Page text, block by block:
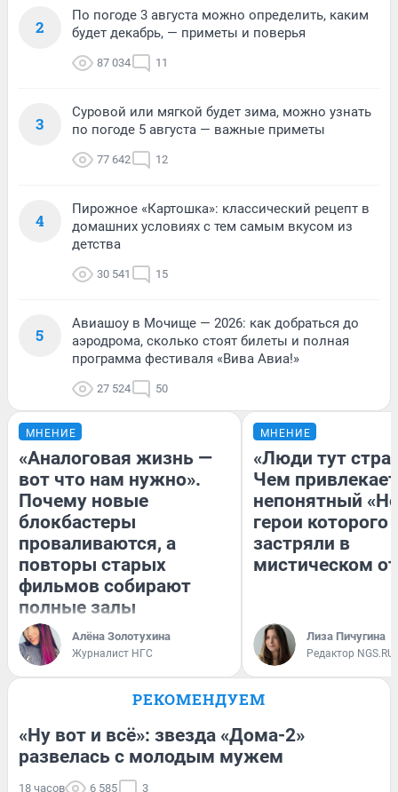
2
По погоде 3 августа можно определить, каким
будет декабрь, — приметы и поверья
87 034 11
3
Суровой или мягкой будет зима, можно узнать
по погоде 5 августа — важные приметы
77 642 12
4
Пирожное «Картошка»: классический рецепт в
домашних условиях с тем самым вкусом из
детства
30 541 15
5
Авиашоу в Мочище — 2026: как добраться до
аэродрома, сколько стоят билеты и полная
программа фестиваля «Вива Авиа!»
27 524 50
МНЕНИЕ
«Аналоговая жизнь —
вот что нам нужно».
Почему новые
блокбастеры
проваливаются, а
повторы старых
фильмов собирают
полные залы
Алёна Золотухина
Журналист НГС
МНЕНИЕ
«Люди тут
Чем привлекает
непонятный
герои которого
застряли в
мистическом
Лиза Пичугина
Редактор NGS.RU
РЕКОМЕНДУЕМ
«Ну вот и всё»: звезда «Дома-2»
развелась с молодым мужем
18 часов 6 585 3